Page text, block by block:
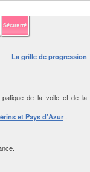
Sécurité
La grille de progression
de la voile et de la
et Pays d'Azur .